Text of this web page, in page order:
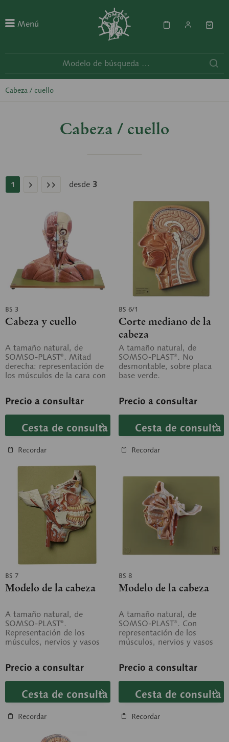
Menú
Cabeza / cuello
Cabeza / cuello
1 desde 3
BS 3
Cabeza y cuello
A tamaño natural, de
SOMSO-PLAST®. Mitad
derecha: representación de
los músculos de la cara con
Precio a consultar
Cesta de consulta
Recordar
BS 6/1
Corte mediano de la
cabeza
A tamaño natural, de
SOMSO-PLAST®. No
desmontable, sobre placa
base verde.
Precio a consultar
Cesta de consulta
Recordar
BS 7
Modelo de la cabeza
A tamaño natural, de
SOMSO-PLAST®.
Representación de los
músculos, nervios y vasos
Precio a consultar
Cesta de consulta
Recordar
BS 8
Modelo de la cabeza
A tamaño natural, de
SOMSO-PLAST®. Con
representación de los
músculos, nervios y vasos
Precio a consultar
Cesta de consulta
Recordar